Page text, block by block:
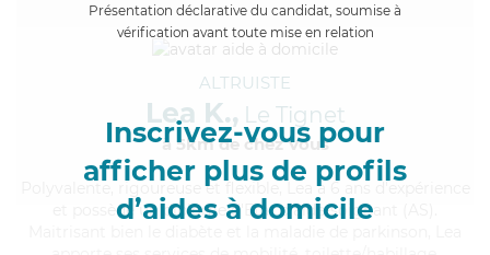
Présentation déclarative du candidat, soumise à
vérification avant toute mise en relation
Inscrivez-vous pour
afficher plus de profils
d’aides à domicile
ALTRUISTE
Lea K., Le Tignet
à 5km de chez Vous
, rigoureuse et flexible, Lea a 6 ans d'expérience
et possède un diplôme d'Etat d'aide-soignant (AS).